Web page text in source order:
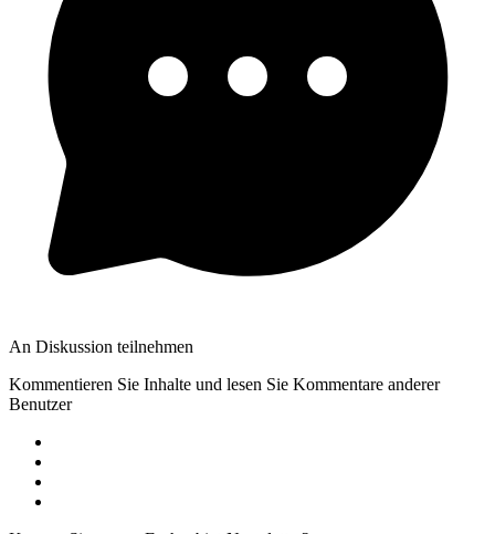
An Diskussion teilnehmen
Kommentieren Sie Inhalte und lesen Sie Kommentare anderer
Benutzer